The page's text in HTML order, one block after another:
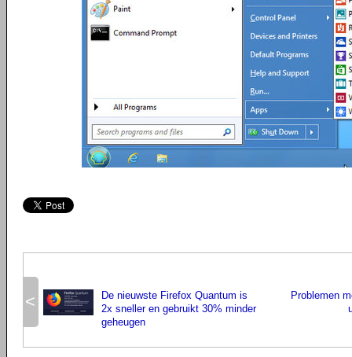
<
De nieuwste Firefox Quantum is
2x sneller en gebruikt 30% minder
geheugen
Problemen